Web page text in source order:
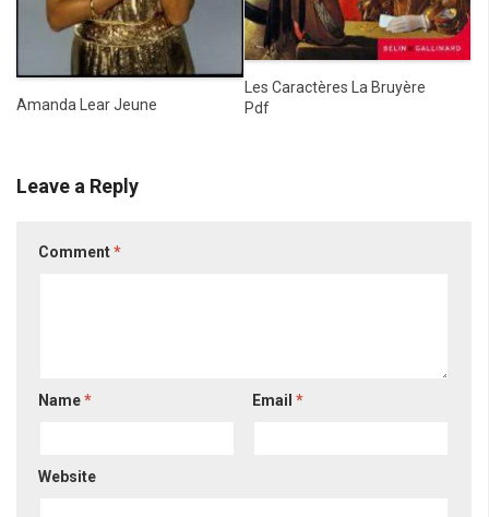
Amanda Lear Jeune
Les Caractères La Bruyère
Pdf
Leave a Reply
Comment*
Name* Email*
Website